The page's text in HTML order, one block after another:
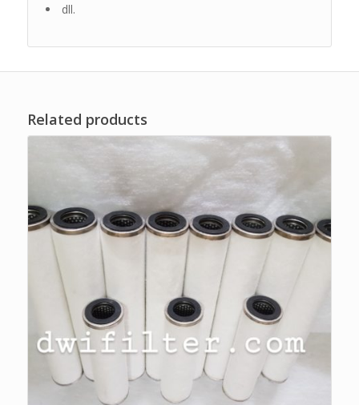
dll.
Related products